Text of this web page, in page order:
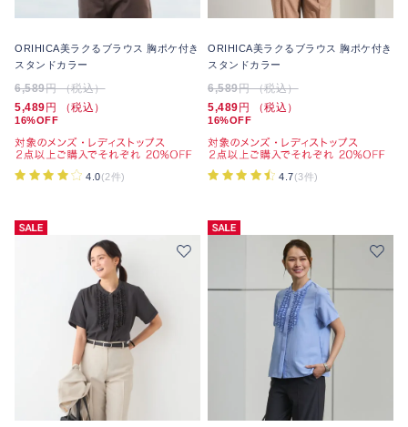
ORIHICA美ラクるブラウス 胸ポケ付き
スタンドカラー
6,589円 （税込）
5,489 円 （税込）
16%OFF
4.0(2件)
ORIHICA美ラクるブラウス 胸ポケ付き
スタンドカラー
6,589円 （税込）
5,489 円 （税込）
16%OFF
4.7(3件)